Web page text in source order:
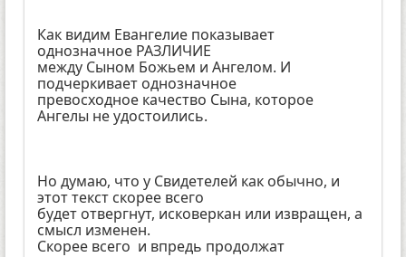
Как видим Евангелие показывает
однозначное РАЗЛИЧИЕ
между Сыном Божьем и Ангелом. И
подчеркивает однозначное
превосходное качество Сына, которое
Ангелы не удостоились.
Но думаю, что у Свидетелей как обычно, и
этот текст скорее всего
будет отвергнут, исковеркан или извращен, а
смысл изменен.
Скорее всего и впредь продолжат